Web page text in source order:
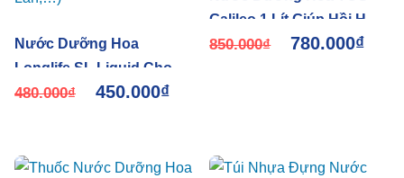
Nước Dưỡng Hoa
Longlife SL Liquid Cho
Hoa Nhập Khẩu ( Hồng
480.000₫ 450.000₫
Galileo 1 Lít Giúp Hồi Hoa
Và Giữ Hoa Tươi Lâu
850.000₫ 780.000₫